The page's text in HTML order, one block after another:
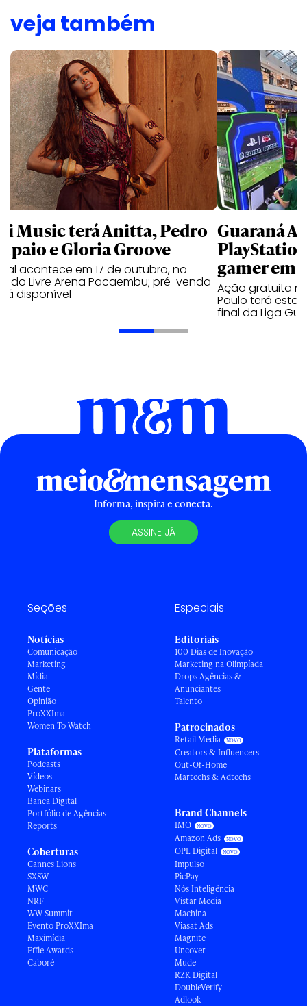
veja também
Music terá Anitta, Pedro
e Gloria Groove
acontece em 17 de outubro, no
Livre Arena Pacaembu; pré-venda
disponível
Guaraná
gamer em
Ação gratuita
Paulo terá
final da Liga
Informa, inspira e conecta.
ASSINE JÁ
Seções
Notícias
Comunicação
Marketing
Mídia
Gente
Opinião
ProXXIma
Women To Watch
Plataformas
Podcasts
Vídeos
Webinars
Banca Digital
Portfólio de Agências
Reports
Coberturas
Cannes Lions
SXSW
MWC
NRF
WW Summit
Evento ProXXIma
Maximídia
Effie Awards
Caboré
Especiais
Editoriais
100 Dias de Inovação
Marketing na Olimpíada
Drops Agências &
Anunciantes
Talento
Patrocinados
Retail Media
Creators & Influencers
Out-Of-Home
Martechs & Adtechs
Brand Channels
IMO
Amazon Ads
OPL Digital
Impulso
PicPay
Nós Inteligência
Vistar Media
Machina
Viasat Ads
Magnite
Uncover
Mude
RZK Digital
DoubleVerify
Adlook